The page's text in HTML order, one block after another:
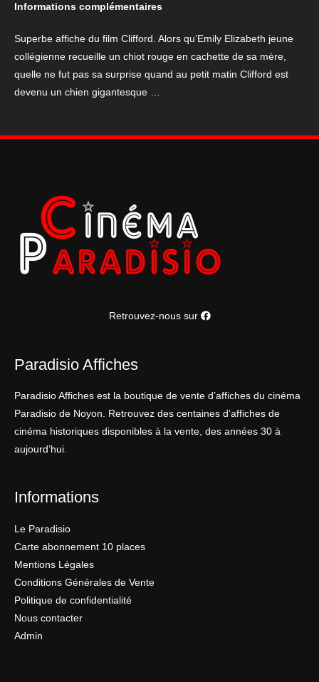
Informations complémentaires
Superbe affiche du film Clifford. Alors qu’Emily Elizabeth jeune
collégienne recueille un chiot rouge en cachette de sa mère,
quelle ne fut pas sa surprise quand au petit matin Clifford est
devenu un chien gigantesque …
Retrouvez-nous sur
Paradisio Affiches
Paradisio Affiches est la boutique de vente d’affiches du cinéma
Paradisio de Noyon. Retrouvez des centaines d’affiches de
cinéma historiques disponibles à la vente, des années 30 à
aujourd’hui.
Informations
Le Paradisio
Carte abonnement 10 places
Mentions Légales
Conditions Générales de Vente
Politique de confidentialité
Nous contacter
Admin